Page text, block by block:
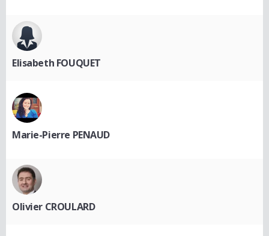
Elisabeth FOUQUET
Marie-Pierre PENAUD
Olivier CROULARD